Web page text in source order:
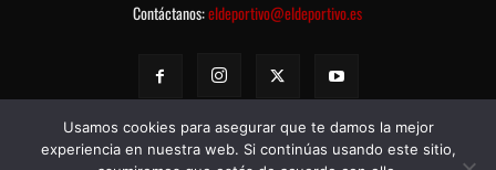
Contáctanos:eldeportivo@eldeportivo.es
Usamos cookies para asegurar que te damos la mejor
experiencia en nuestra web. Si continúas usando este sitio,